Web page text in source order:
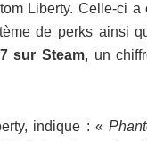
Liberty. Celle-ci a
de perks ainsi
sur Steam, un
indique : «